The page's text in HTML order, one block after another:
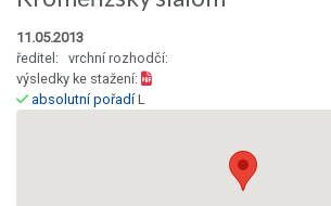
11.05.2013
ředitel: vrchní rozhodčí:
výsledky ke stažení:
absolutní pořadíL